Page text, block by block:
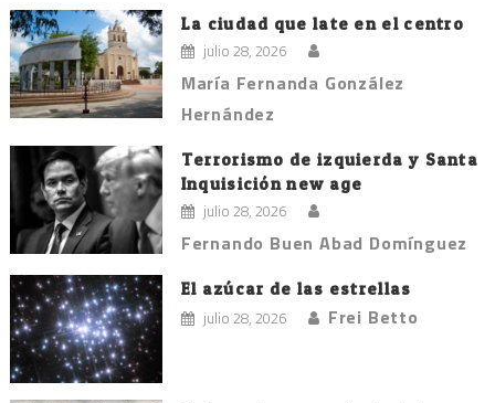
La ciudad que late en el centro
julio 28, 2026
María Fernanda González
Hernández
Terrorismo de izquierda y Santa
Inquisición new age
julio 28, 2026
Fernando Buen Abad Domínguez
El azúcar de las estrellas
julio 28, 2026 Frei Betto